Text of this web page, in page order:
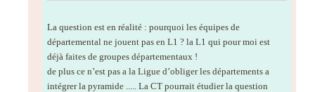
La question est en réalité : pourquoi les équipes de
départemental ne jouent pas en L1 ? la L1 qui pour moi est
déjà faites de groupes départementaux !
de plus ce n’est pas a la Ligue d’obliger les départements a
intégrer la pyramide ..... La CT pourrait étudier la question